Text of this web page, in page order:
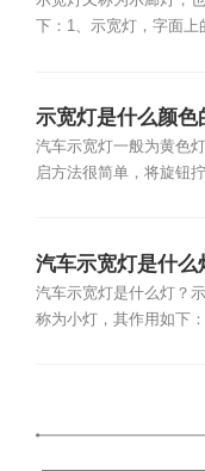
下：1、示宽灯，字面上
示宽灯是什么颜色
汽车示宽灯一般为黄色
启方法很简单，将旋钮
汽车示宽灯是什么
汽车示宽灯是什么灯？
称为小灯，其作用如下